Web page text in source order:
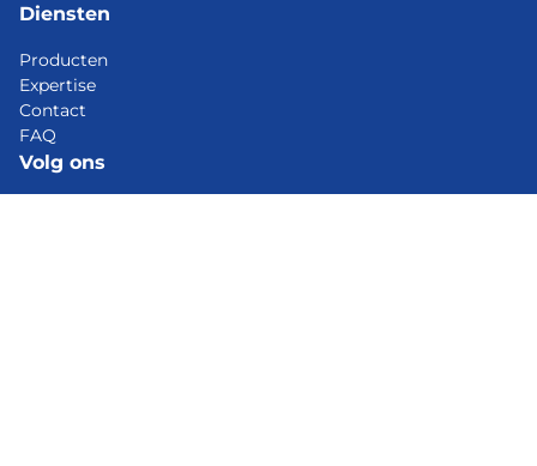
Diensten
Producten
Expertise
Contact
FAQ
Volg ons